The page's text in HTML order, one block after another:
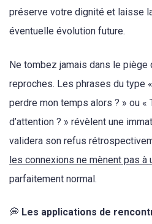
préserve votre dignité et laisse
éventuelle évolution future.
Ne tombez jamais dans le piège
reproches. Les phrases du type
perdre mon temps alors ? » ou «
d’attention ? » révèlent une
validera son refus
les connexions ne mènent pas à
parfaitement normal.
💭 Les applications de